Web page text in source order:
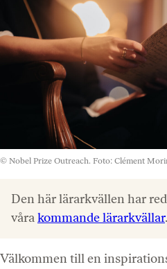
© Nobel Prize Outreach. Foto: Clément
Den här lärarkvällen har
vårakommande lärarkvällar.
Välkommen till en